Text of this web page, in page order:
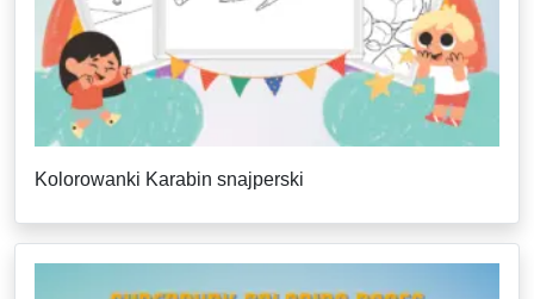
Kolorowanki Karabin snajperski